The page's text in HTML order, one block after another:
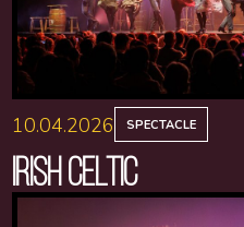
10.04.2026 SPECTACLE
IRISH CELTIC